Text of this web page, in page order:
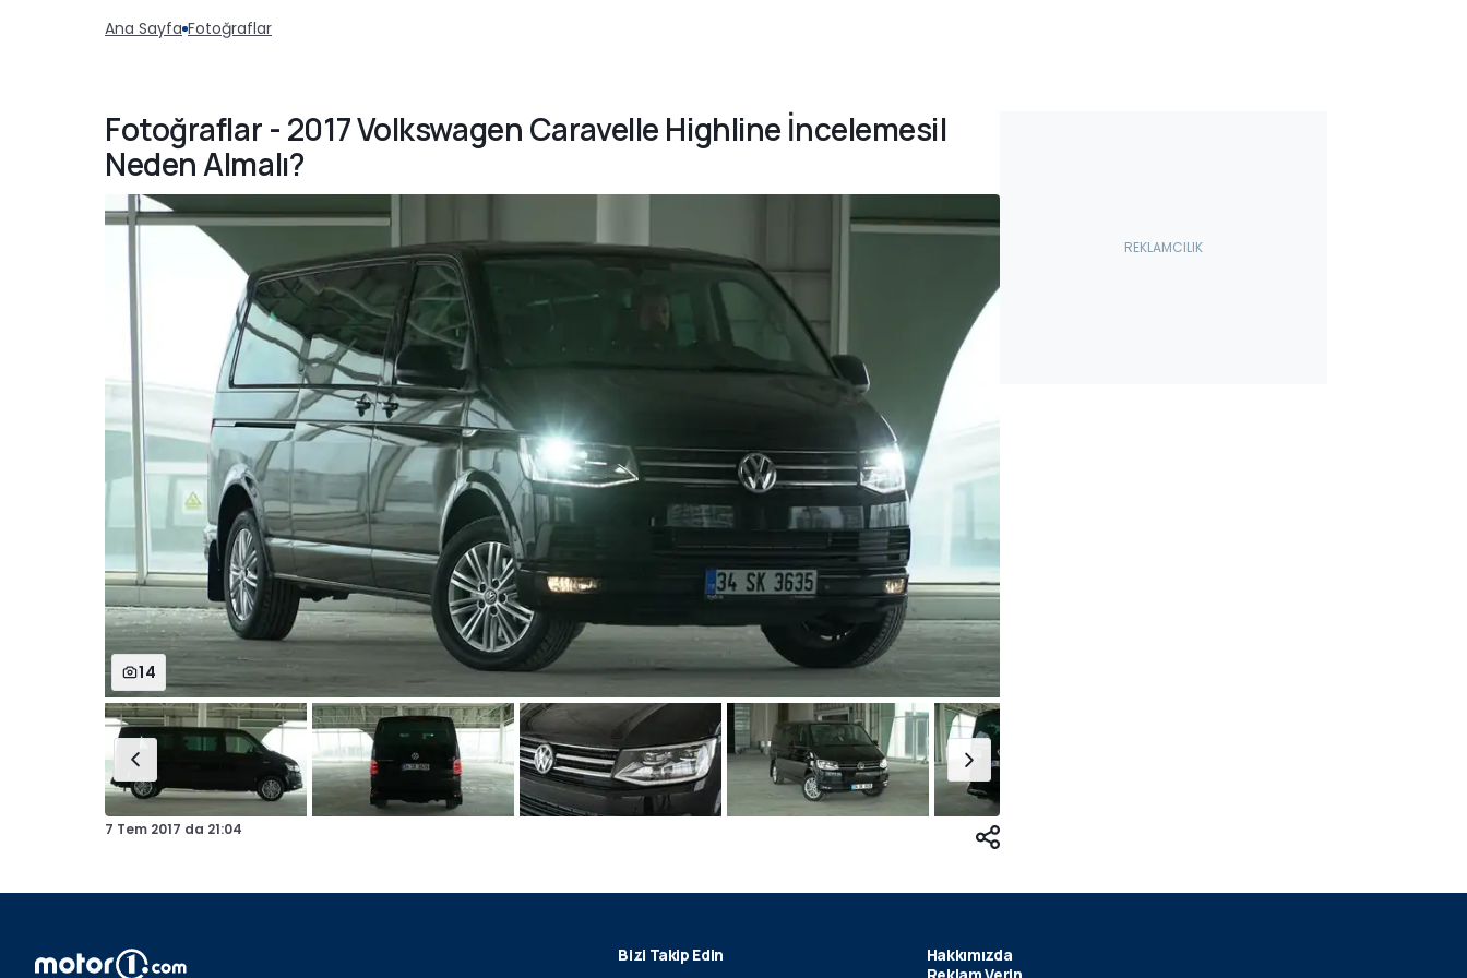
Ana Sayfa Fotoğraflar
Fotoğraflar - 2017 Volkswagen Caravelle Highline İncelemesi|
Neden Almalı?
14
7 Tem 2017 da 21:04
Bizi Takip Edin
Hakkımızda